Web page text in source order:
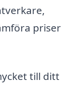
priser
till ditt